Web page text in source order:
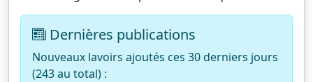
Dernières publications
Nouveaux lavoirs ajoutés ces 30 derniers jours
(243 au total) :